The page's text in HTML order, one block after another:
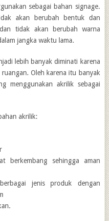
sebagai bahan signage.
akan berubah bentuk dan
tidak akan berubah warna
jangka waktu lama.
lebih banyak diminati karena
Oleh karena itu banyak
menggunakan akrilik sebagai
akrilik:
berkembang sehingga aman
jenis produk dengan